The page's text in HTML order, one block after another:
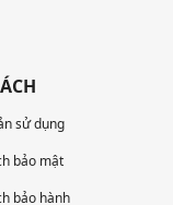
sử dụng
bảo mật
bảo hành